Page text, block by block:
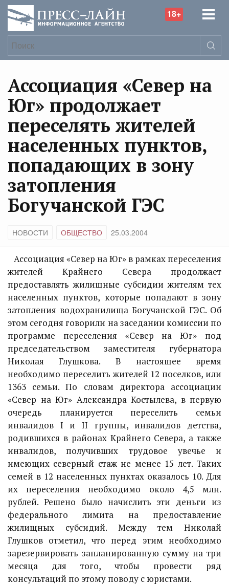
18+
Ассоциация «Север на
Юг» продолжает
переселять жителей
населенных пунктов,
попадающих в зону
затопления
Богучанской ГЭС
НОВОСТИ ОБЩЕСТВО 25.03.2004
Ассоциация «Север на Юг» в рамках переселения
жителей Крайнего Севера продолжает
предоставлять жилищные субсидии жителям тех
населенных пунктов, которые попадают в зону
затопления водохранилища Богучанской ГЭС. Об
этом сегодня говорили на заседании комиссии по
программе переселения «Север на Юг» под
председательством заместителя губернатора
Николая Глушкова. В настоящее время
необходимо переселить жителей 12 поселков, или
1363 семьи. По словам директора ассоциации
«Север на Юг» Александра Костылева, в первую
очередь планируется переселить семьи
инвалидов I и II группы, инвалидов детства,
родившихся в районах Крайнего Севера, а также
инвалидов, получивших трудовое увечье и
имеющих северный стаж не менее 15 лет. Таких
семей в 12 населенных пунктах оказалось 10. Для
их переселения необходимо около 4,5 млн.
рублей. Решено было начислить эти деньги из
федерального лимита на предоставление
жилищных субсидий. Между тем Николай
Глушков отметил, что перед этим необходимо
зарезервировать запланированную сумму на три
месяца для того, чтобы провести ряд
консультаций по этому поводу с юристами.